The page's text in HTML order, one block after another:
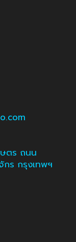
ษตร ถนน
กร กรุงเทพฯ